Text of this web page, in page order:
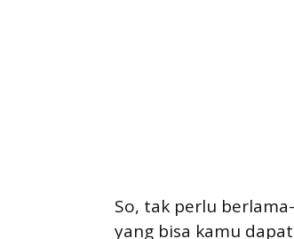
So, tak perlu
yang bisa kamu